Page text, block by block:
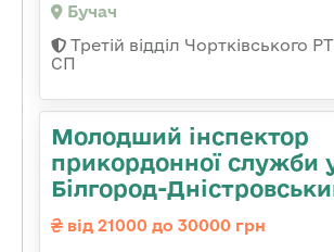
Бучач
Третій відділ Чортківського
СП
Молодший інспектор
прикордонної служби
Білгород-
від 21000 до 30000 грн